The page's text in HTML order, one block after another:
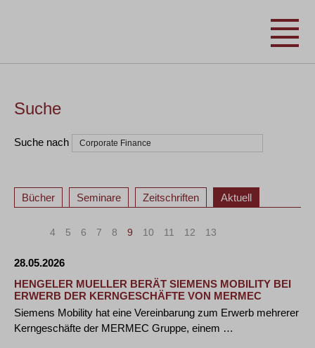
Suche
Suche nach
Bücher Seminare Zeitschriften Aktuell
4 5 6 7 8 9 10 11 12 13
28.05.2026
HENGELER MUELLER BERÄT SIEMENS MOBILITY BEI
ERWERB DER KERNGESCHÄFTE VON MERMEC
Siemens Mobility hat eine Vereinbarung zum Erwerb mehrerer
Kerngeschäfte der MERMEC Gruppe, einem …